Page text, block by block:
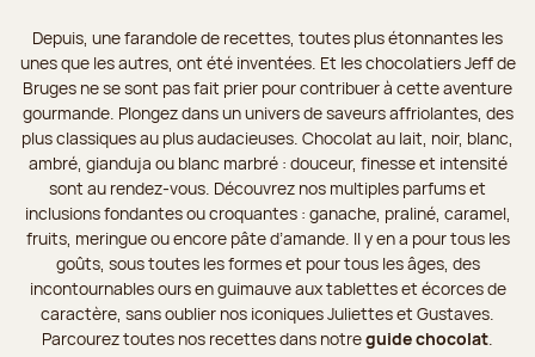
Depuis, une farandole de recettes, toutes plus étonnantes les
unes que les autres, ont été inventées. Et les chocolatiers Jeff de
Bruges ne se sont pas fait prier pour contribuer à cette aventure
gourmande. Plongez dans un univers de saveurs affriolantes, des
plus classiques au plus audacieuses. Chocolat au lait, noir, blanc,
ambré, gianduja ou blanc marbré : douceur, finesse et intensité
sont au rendez-vous. Découvrez nos multiples parfums et
inclusions fondantes ou croquantes : ganache, praliné, caramel,
fruits, meringue ou encore pâte d’amande. Il y en a pour tous les
goûts, sous toutes les formes et pour tous les âges, des
incontournables ours en guimauve aux tablettes et écorces de
caractère, sans oublier nos iconiques Juliettes et Gustaves.
Parcourez toutes nos recettes dans notreguide chocolat